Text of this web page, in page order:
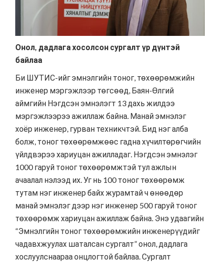
Онол, дадлага хосолсон сургалт үр дүнтэй
байлаа
Би ШУТИС-ийг эмнэлгийн тоног, төхөөрөмжийн
инженер мэргэжлээр төгсөөд, Баян-Өлгий
аймгийн Нэгдсэн эмнэлэгт 13 дахь жилдээ
мэргэжлээрээ ажиллаж байна. Манай эмнэлэг
хоёр инженер, гурван техникчтэй. Бид нэг алба
болж, тоног төхөөрөмжөөс гадна хүчилтөрөгчийн
үйлдвэрээ хариуцан ажилладаг. Нэгдсэн эмнэлэг
1000 гаруй тоног төхөөрөмжтэй тул ажлын
ачаалал нэлээд их. Уг нь 100 тоног төхөөрөмж
тутам нэг инженер байх журамтай ч өнөөдөр
манай эмнэлэг дээр нэг инженер 500 гаруй тоног
төхөөрөмж хариуцан ажиллаж байна. Энэ удаагийн
“Эмнэлгийн тоног төхөөрөмжийн инженерүүдийг
чадавхжуулах шаталсан сургалт” онол, дадлага
хослуулснаараа онцлогтой байлаа. Сургалт